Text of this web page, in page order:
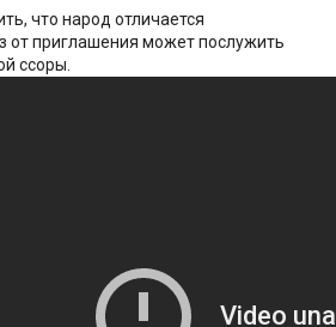
что народ отличается
от приглашения может послужить
ссоры.